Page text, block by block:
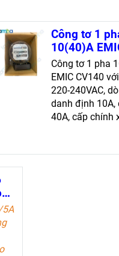
Công tơ 1
10(40)A
CV140 - Đo
chính xác,
cao
Công tơ 1 pha
EMIC CV140
220-240VAC,
danh định 10A,
40A, cấp chính
cao
5A